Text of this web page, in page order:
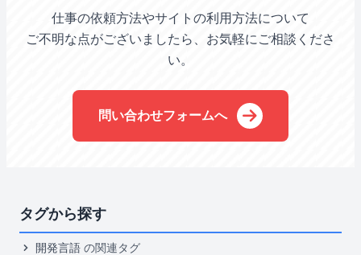
仕事の依頼方法やサイトの利用方法について
ご不明な点がございましたら、お気軽にご相談くださ
い。
問い合わせフォームへ
タグから探す
開発言語 の関連タグ